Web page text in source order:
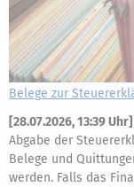
Belege zur
[28.07.2026, 13:39 Uhr]
Abgabe der
Belege und
werden. Falls das